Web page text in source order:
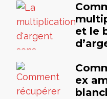
et le
ex